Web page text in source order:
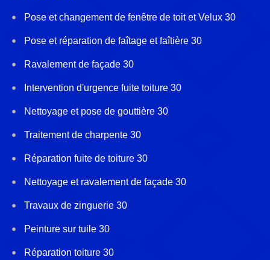
Pose et changement de fenêtre de toit et Velux 30
Pose et réparation de faîtage et faîtière 30
Ravalement de façade 30
Intervention d'urgence fuite toiture 30
Nettoyage et pose de gouttière 30
Traitement de charpente 30
Réparation fuite de toiture 30
Nettoyage et ravalement de façade 30
Travaux de zinguerie 30
Peinture sur tuile 30
Réparation toiture 30